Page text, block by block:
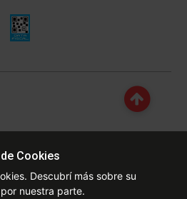
fotos contenidas en este site, el
de www.dexter.com.ar y/o de
Cookies
Descubrí más sobre su
nuestra parte.